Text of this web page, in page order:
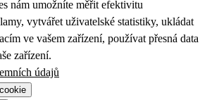
nám umožníte měřit efektivitu
vytvářet uživatelské statistiky, ukládat
ve vašem zařízení, používat přesná data
zařízení.
údajů